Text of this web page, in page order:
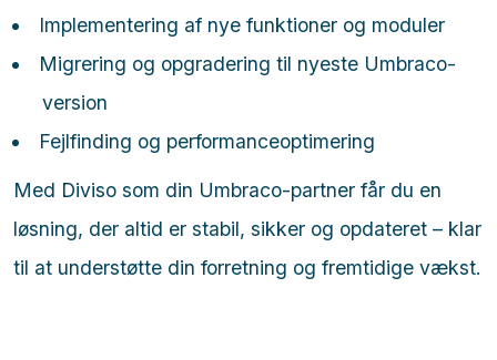
Implementering af nye funktioner og moduler
Migrering og opgradering til nyeste Umbraco-
version
Fejlfinding og performanceoptimering
Med Diviso som din Umbraco-partner får du en
løsning, der altid er stabil, sikker og opdateret – klar
til at understøtte din forretning og fremtidige vækst.